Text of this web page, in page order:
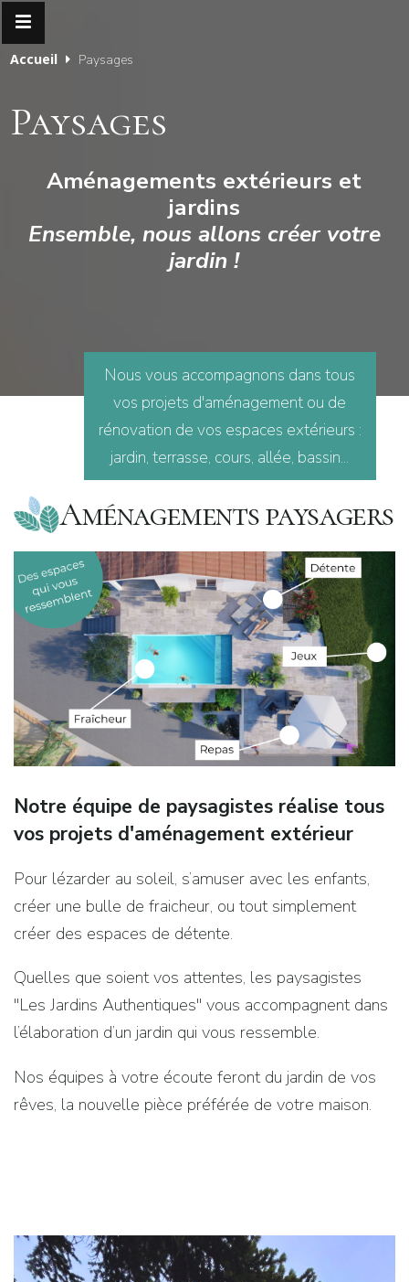
Accueil Paysages
Paysages
Aménagements extérieurs et
jardins
Ensemble, nous allons créer votre
jardin !
Nous vous accompagnons dans tous
vos projets d'aménagement ou de
rénovation de vos espaces extérieurs :
jardin, terrasse, cours, allée, bassin...
Aménagements paysagers
Notre équipe de paysagistes réalise tous
vos projets d'aménagement extérieur
Pour lézarder au soleil, s’amuser avec les enfants,
créer une bulle de fraicheur, ou tout simplement
créer des espaces de détente.
Quelles que soient vos attentes, les paysagistes
"Les Jardins Authentiques" vous accompagnent dans
l’élaboration d’un jardin qui vous ressemble.
Nos équipes à votre écoute feront du jardin de vos
rêves, la nouvelle pièce préférée de votre maison.